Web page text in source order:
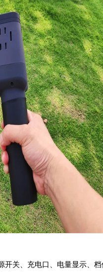
开关、充电口、电量显示、